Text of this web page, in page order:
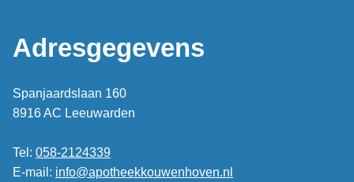
Adresgegevens
Spanjaardslaan 160
8916 AC Leeuwarden
Tel: 058-2124339
E-mail: info@apotheekkouwenhoven.nl